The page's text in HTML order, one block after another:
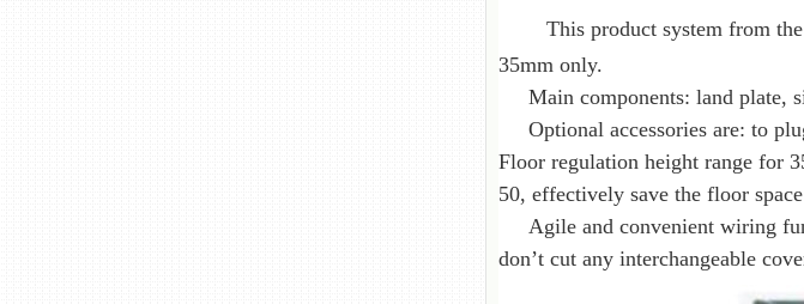
This product system from
35mm only.
Main components: land plate,
Optional accessories are: to
Floor regulation height range for
50, effectively save the floor
Agile and convenient wiring
don’t cut any interchangeable